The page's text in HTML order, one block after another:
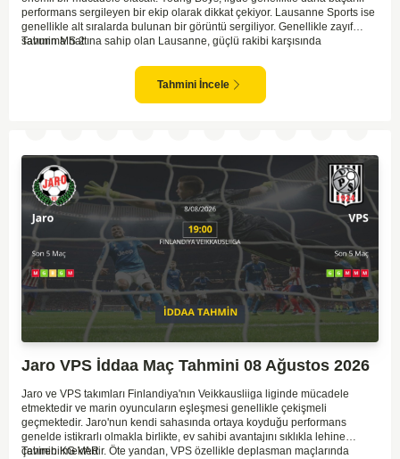
performans sergileyen bir ekip olarak dikkat çekiyor. Lausanne Sports ise
genellikle alt sıralarda bulunan bir görüntü sergiliyor. Genellikle zayıf
savunma hattına sahip olan Lausanne, güçlü rakibi karşısında
Maçın sonucunda Young Boys'un galip gelme olasılığı yüksek görünüyor.
Tahmin MS 2
Tahmini İncele
Jaro VPS İddaa Maç Tahmini 08 Ağustos 2026
Jaro ve VPS takımları Finlandiya'nın Veikkausliiga liginde mücadele
etmektedir ve marin oyuncuların eşleşmesi genellikle çekişmeli
geçmektedir. Jaro'nun kendi sahasında ortaya koyduğu performans
genelde istikrarlı olmakla birlikte, ev sahibi avantajını sıklıkla lehine
çevirebilmektedir. Öte yandan, VPS özellikle deplasman maçlarında
Tahmin KG VAR